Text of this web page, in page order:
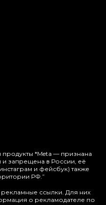
продукты *Meta — признана
и запрещена в России, её
и фейсбук) также
РФ.”
рекламные ссылки. Для них
о рекламодателе по